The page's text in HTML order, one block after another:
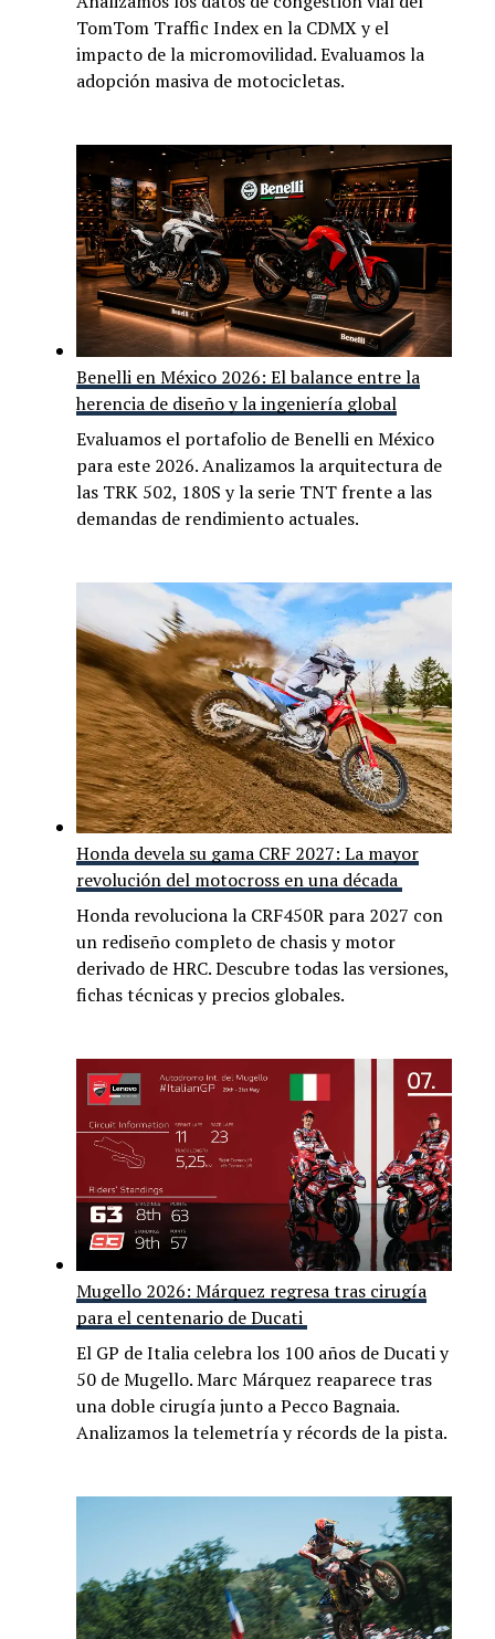
TomTom Traffic Index en la CDMX y el
impacto de la micromovilidad. Evaluamos la
adopción masiva de motocicletas.
Benelli en México 2026: El balance entre la
herencia de diseño y la ingeniería global
Evaluamos el portafolio de Benelli en México
para este 2026. Analizamos la arquitectura de
las TRK 502, 180S y la serie TNT frente a las
demandas de rendimiento actuales.
Honda devela su gama CRF 2027: La mayor
revolución del motocross en una década
Honda revoluciona la CRF450R para 2027 con
un rediseño completo de chasis y motor
derivado de HRC. Descubre todas las versiones,
fichas técnicas y precios globales.
Mugello 2026: Márquez regresa tras cirugía
para el centenario de Ducati
El GP de Italia celebra los 100 años de Ducati y
50 de Mugello. Marc Márquez reaparece tras
una doble cirugía junto a Pecco Bagnaia.
Analizamos la telemetría y récords de la pista.